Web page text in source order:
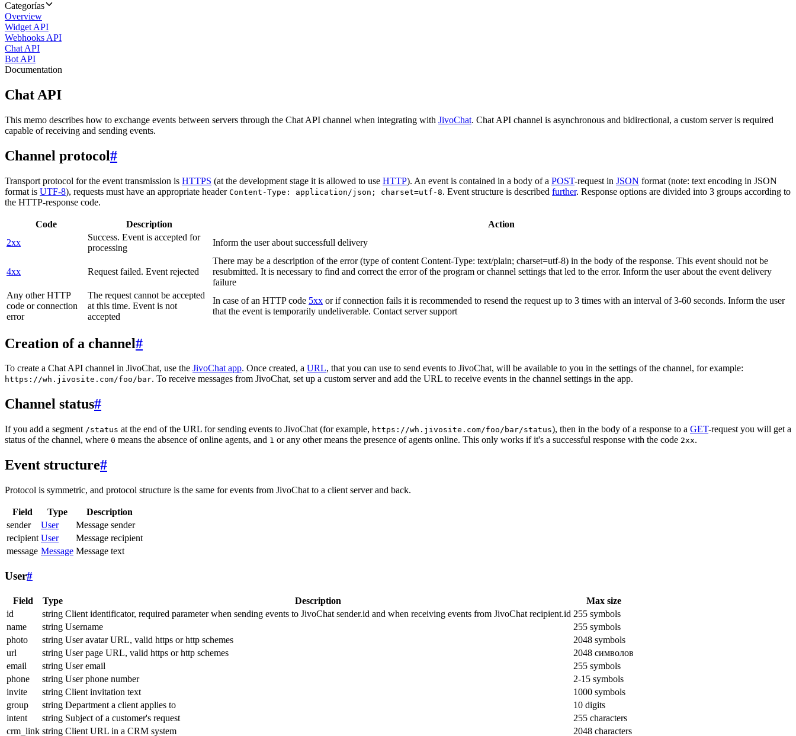
Categorías
Overview
Widget API
Webhooks API
Chat API
Bot API
Documentation
Chat API
This memo describes how to exchange events between servers through the Chat API channel when integrating with JivoChat. Chat API channel is asynchronous and bidirectional, a custom server is required
capable of receiving and sending events.
Channel protocol#
Transport protocol for the event transmission is HTTPS (at the development stage it is allowed to use HTTP). An event is contained in a body of a POST-request in JSON format (note: text encoding in JSON
format is UTF-8), requests must have an appropriate header Content-Type: application/json; charset=utf-8. Event structure is described further. Response options are divided into 3 groups according to
the HTTP-response code.
Code Description
Action
2xx
Success. Event is accepted for
processing
Inform the user about successfull delivery
4xx Request failed. Event rejected
There may be a description of the error (type of content Content-Type: text/plain; charset=utf-8) in the body of the response. This event should not be
resubmitted. It is necessary to find and correct the error of the program or channel settings that led to the error. Inform the user about the event delivery
failure
Any other HTTP
code or connection
error
The request cannot be accepted
at this time. Event is not
accepted
In case of an HTTP code 5xx or if connection fails it is recommended to resend the request up to 3 times with an interval of 3-60 seconds. Inform the user
that the event is temporarily undeliverable. Contact server support
Creation of a channel#
To create a Chat API channel in JivoChat, use the JivoChat app. Once created, a URL, that you can use to send events to JivoChat, will be available to you in the settings of the channel, for example:
https://wh.jivosite.com/foo/bar. To receive messages from JivoChat, set up a custom server and add the URL to receive events in the channel settings in the app.
Channel status#
If you add a segment /status at the end of the URL for sending events to JivoChat (for example, https://wh.jivosite.com/foo/bar/status), then in the body of a response to a GET-request you will get a
status of the channel, where 0 means the absence of online agents, and 1 or any other means the presence of agents online. This only works if it's a successful response with the code 2xx.
Event structure#
Protocol is symmetric, and protocol structure is the same for events from JivoChat to a client server and back.
Field Type
Description
sender
User
Message sender
recipient User
Message recipient
message Message Message text
User#
Field Type Description
Max size
id
string Client identificator, required parameter when sending events to JivoChat sender.id and when receiving events from JivoChat recipient.id 255 symbols
name
string Username
255 symbols
photo
string User avatar URL, valid https or http schemes
2048 symbols
url
string User page URL, valid https or http schemes
2048 символов
email
string User email
255 symbols
phone
string User phone number
2-15 symbols
invite
string Client invitation text
1000 symbols
group
string Department a client applies to
10 digits
intent
string Subject of a customer's request
255 characters
crm_link string Client URL in a CRM system 2048 characters